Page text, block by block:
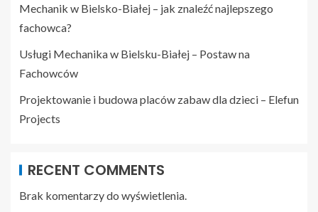
Mechanik w Bielsko-Białej – jak znaleźć najlepszego
fachowca?
Usługi Mechanika w Bielsku-Białej – Postaw na
Fachowców
Projektowanie i budowa placów zabaw dla dzieci – Elefun
Projects
RECENT COMMENTS
Brak komentarzy do wyświetlenia.